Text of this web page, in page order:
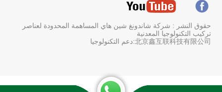
حقوق النشر : شركة شاندونغ شين هاي المساهمة المحدودة لعناصر
تركيب التكنولوجيا المعدنية
北京鑫互联科技有限公司:دعم التكنولوجيا